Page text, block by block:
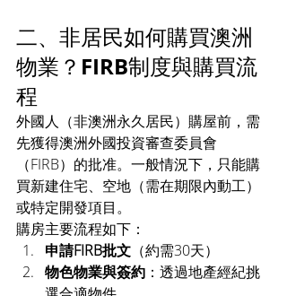
二、非居民如何購買澳洲
物業？FIRB制度與購買流
程
外國人（非澳洲永久居民）購屋前，需
先獲得澳洲外國投資審查委員會
（FIRB）的批准。一般情況下，只能購
買新建住宅、空地（需在期限內動工）
或特定開發項目。
購房主要流程如下：
申請FIRB批文 （約需30天）
物色物業與簽約 ：透過地產經紀挑